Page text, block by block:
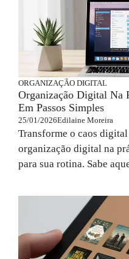
ORGANIZAÇÃO DIGITAL
Organização Digital Na
Em Passos Simples
25/01/2026Edilaine Moreira
Transforme o caos
organização digital na
para sua rotina. Sabe